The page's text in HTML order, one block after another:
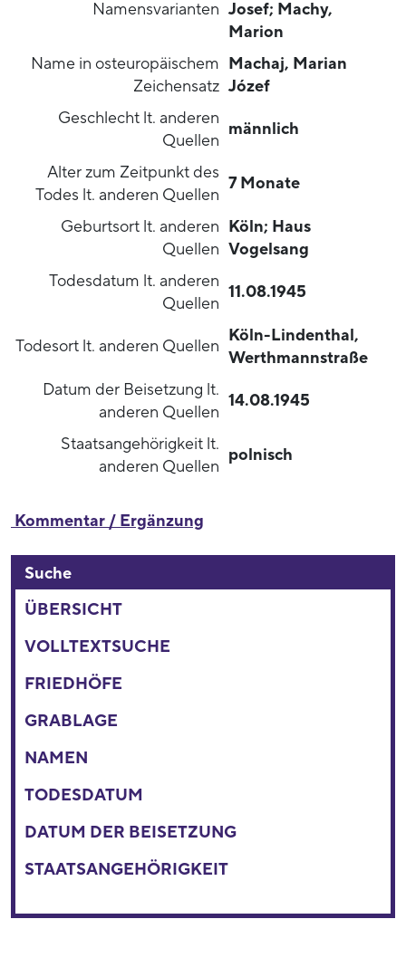
Namensvarianten Josef; Machy,
Marion
Name in osteuropäischem
Zeichensatz
Machaj, Marian
Józef
Geschlecht lt. anderen
Quellen
männlich
Alter zum Zeitpunkt des
Todes lt. anderen Quellen
7 Monate
Geburtsort lt. anderen
Quellen
Köln; Haus
Vogelsang
Todesdatum lt. anderen
Quellen
11.08.1945
Todesort lt. anderen Quellen
Köln-Lindenthal,
Werthmannstraße
Datum der Beisetzung lt.
anderen Quellen
14.08.1945
Staatsangehörigkeit lt.
anderen Quellen
polnisch
Kommentar / Ergänzung
Suche
ÜBERSICHT
VOLLTEXTSUCHE
FRIEDHÖFE
GRABLAGE
NAMEN
TODESDATUM
DATUM DER BEISETZUNG
STAATSANGEHÖRIGKEIT